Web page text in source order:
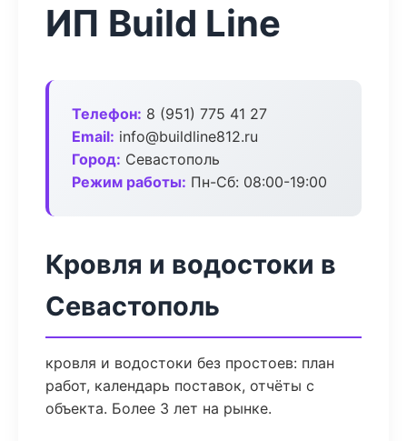
ИП Build Line
Телефон: 8 (951) 775 41 27
Email: info@buildline812.ru
Город: Севастополь
Режим работы: Пн-Сб: 08:00-19:00
Кровля и водостоки в
Севастополь
кровля и водостоки без простоев: план
работ, календарь поставок, отчёты с
объекта. Более 3 лет на рынке.